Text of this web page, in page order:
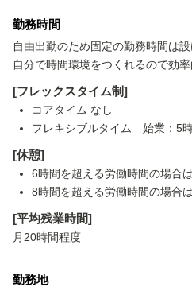
勤務時間
自由出勤のため固定の勤務時間は設
自分で時間環境をつくれるので効率
[フレックスタイム制]
コアタイム なし
フレキシブルタイム 始業：5
[休憩]
6時間を超える労働時間の場合
8時間を超える労働時間の場合
[平均残業時間]
月20時間程度
勤務地